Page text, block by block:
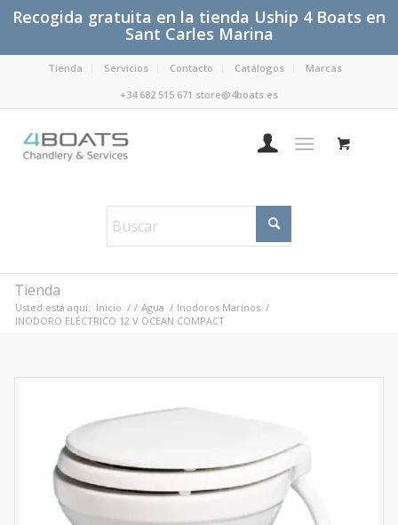
Recogida gratuita en la tienda Uship 4 Boats en
Sant Carles Marina
Tienda Servicios Contacto Catálogos
Marcas
+34 682 515 671 store@4boats.es
Tienda
Usted está aquí: Inicio / / Agua / Inodoros Marinos /
INODORO ELÉCTRICO 12 V OCEAN COMPACT